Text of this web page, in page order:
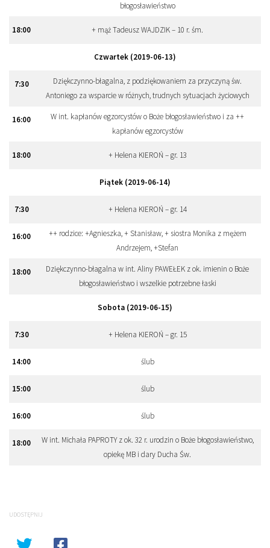
błogosławieństwo
18:00 + mąż Tadeusz WAJDZIK – 10 r. śm.
Czwartek (2019-06-13)
7:30
Dziękczynno-błagalna, z podziękowaniem za przyczyną św.
Antoniego za wsparcie w różnych, trudnych sytuacjach życiowych
16:00
W int. kapłanów egzorcystów o Boże błogosławieństwo i za ++
kapłanów egzorcystów
18:00 + Helena KIEROŃ – gr. 13
Piątek (2019-06-14)
7:30 + Helena KIEROŃ – gr. 14
16:00
++ rodzice: +Agnieszka, + Stanisław, + siostra Monika z mężem
Andrzejem, +Stefan
18:00
Dziękczynno-błagalna w int. Aliny PAWEŁEK z ok. imienin o Boże
błogosławieństwo i wszelkie potrzebne łaski
Sobota (2019-06-15)
7:30 + Helena KIEROŃ – gr. 15
14:00 ślub
15:00 ślub
16:00 ślub
18:00
W int. Michała PAPROTY z ok. 32 r. urodzin o Boże błogosławieństwo,
opiekę MB i dary Ducha Św.
UDOSTĘPNIJ